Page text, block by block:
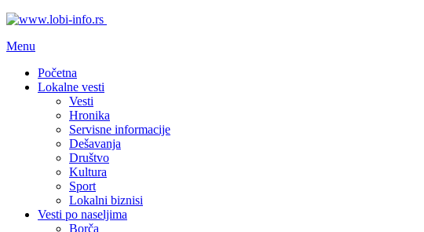
Menu
Početna
Lokalne vesti
Vesti
Hronika
Servisne informacije
Dešavanja
Društvo
Kultura
Sport
Lokalni biznisi
Vesti po naseljima
Borča